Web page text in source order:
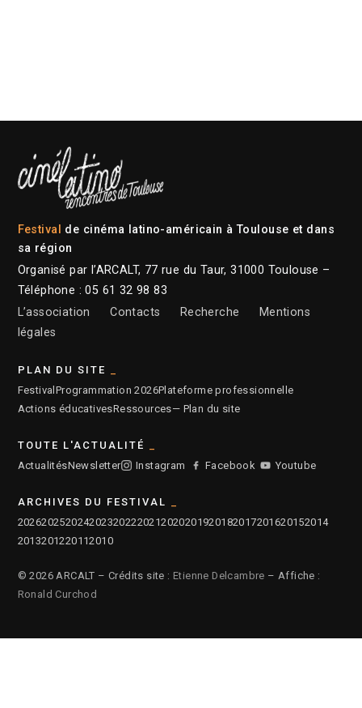
Festival de cinéma latino-américain à Toulouse et dans
sa région
Organisé par l’ARCALT, 77 rue du Taur, 31000 Toulouse –
Téléphone : 05 61 32 98 83
L’association
Contacts Recherche
Mentions
légales
PLAN DU SITE
Festival Programmation 2026Plateforme professionnelle
Actions éducativesRessources— Plan du site
TOUTE L'ACTUALITÉ
ActualitésNewsletter Instagram Facebook Youtube
ARCHIVES DU FESTIVAL
2026202520242023202220212020201920182017201620152014
2013201220112010
© 2026 ARCALT – Crédits site : Etienne Delcambre – Affiche :
Ronald Curchod